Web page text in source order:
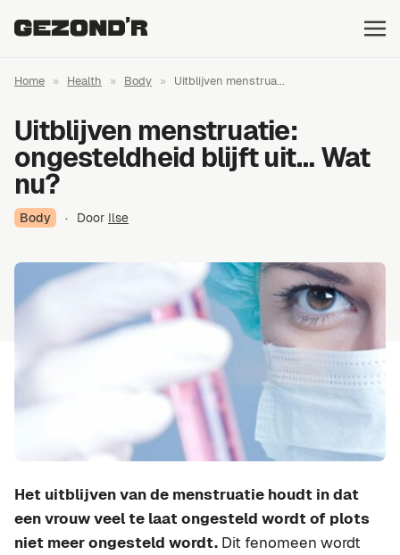
Home » Health » Body » Uitblijven menstrua...
Uitblijven menstruatie:
ongesteldheid blijft uit… Wat
nu?
Body · Door Ilse
Het uitblijven van de menstruatie houdt in dat
een vrouw veel te laat ongesteld wordt of plots
niet meer ongesteld wordt. Dit fenomeen wordt